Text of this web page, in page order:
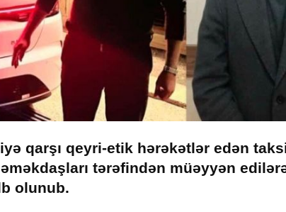
qarşı qeyri-etik hərəkətlər edən
tərəfindən müəyyən
olunub.